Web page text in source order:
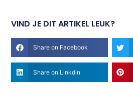
VIND JE DIT ARTIKEL LEUK?
Share on Facebook
Share on Linkdin